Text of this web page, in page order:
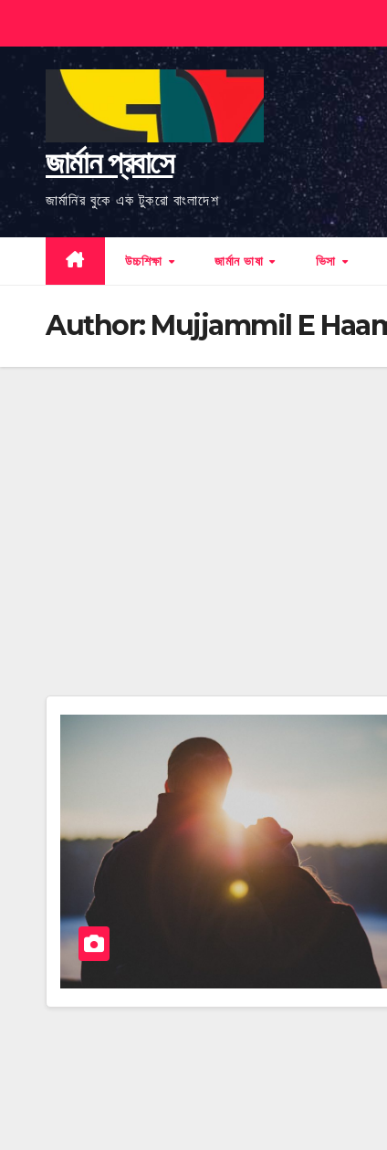
content
জার্মান প্রবাসে
জার্মানির বুকে এক টুকরো বাংলাদেশ
উচ্চশিক্ষা জার্মান ভাষা ভিসা
Author: Mujjammil E